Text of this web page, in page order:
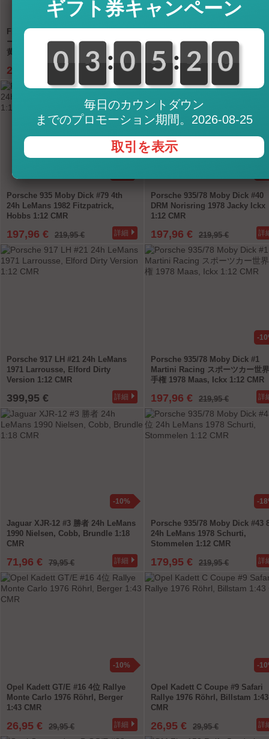
-10%
Fiat 642 RN2 Bartoletti Maserati レ
ーシングトランスポーター 1957 青 /
黄色 1:18 CMR
296,96 € 329,95 € 詳細
Fiat 642 RN2 Bartoletti Ferrari
シングトランスポーター 濃い赤
CMR
296,96 € 329,95 €
Porsche 935 Moby Dick #79 4th
24h LeMans 1982 Fitzpatrick,
Hobbs 1:12 CMR
197,96 € 219,95 € 詳細
Porsche 935/78 Moby Dick #40
DRM Norisring 1978 Jacky Ickx
1:12 CMR
197,96 € 219,95 € 詳
Porsche 917 LH #21 24h LeMans
1971 Larrousse, Elford Dirty
Version 1:12 CMR
399,95 € 詳細
-
Porsche 935/78 Moby Dick #1
Martini Racing スポーツカー世
手権 1978 Maas, Ickx 1:12 CMR
197,96 € 219,95 € 詳
-10%
Jaguar XJR-12 #3 勝者 24h LeMans
1990 Nielsen, Cobb, Brundle 1:18
CMR
71,96 € 79,95 € 詳細
-
Porsche 935/78 Moby Dick #43
24h LeMans 1978 Schurti,
Stommelen 1:12 CMR
179,95 € 219,95 € 詳
-10%
Opel Kadett GT/E #16 4位 Rallye
Monte Carlo 1976 Röhrl, Berger
1:43 CMR
26,95 € 29,95 € 詳細
-
Opel Kadett C Coupe #9 Safari
Rallye 1976 Röhrl, Billstam 1:43
CMR
26,95 € 29,95 € 詳
ギフト券キャンペーン
0
0
0 0
3
3 : 0
0
0 0
5
5 : 0
2
2 1
0
0
毎日のカウントダウン
までのプロモーション期間。2026-08-25
取引を表示